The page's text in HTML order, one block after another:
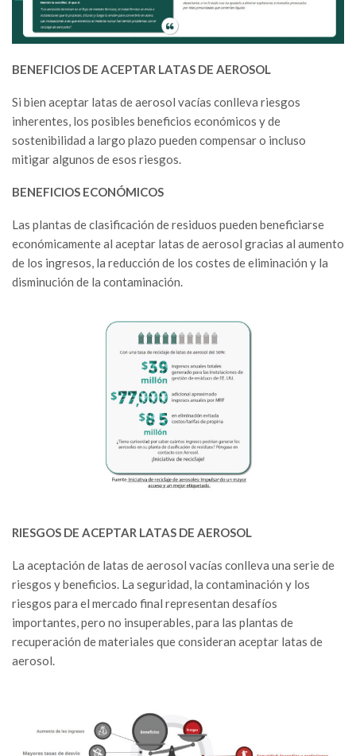
BENEFICIOS DE ACEPTAR LATAS DE AEROSOL
Si bien aceptar latas de aerosol vacías conlleva riesgos
inherentes, los posibles beneficios económicos y de
sostenibilidad a largo plazo pueden compensar o incluso
mitigar algunos de esos riesgos.
BENEFICIOS ECONÓMICOS
Las plantas de clasificación de residuos pueden beneficiarse
económicamente al aceptar latas de aerosol gracias al aumento
de los ingresos, la reducción de los costes de eliminación y la
disminución de la contaminación.
RIESGOS DE ACEPTAR LATAS DE AEROSOL
La aceptación de latas de aerosol vacías conlleva una serie de
riesgos y beneficios. La seguridad, la contaminación y los
riesgos para el mercado final representan desafíos
importantes, pero no insuperables, para las plantas de
recuperación de materiales que consideran aceptar latas de
aerosol.